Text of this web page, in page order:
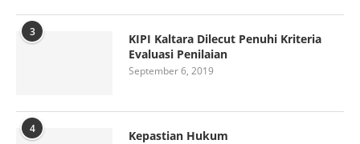
3
KIPI Kaltara Dilecut Penuhi Kriteria
Evaluasi Penilaian
September 6, 2019
4 Kepastian Hukum